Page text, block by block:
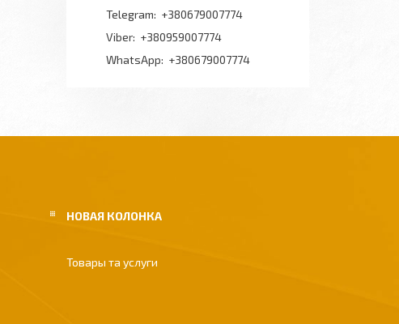
+380679007774
+380959007774
+380679007774
НОВАЯ КОЛОНКА
Товары та услуги